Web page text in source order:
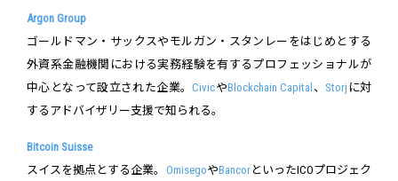
Argon Group
ゴールドマン・サックスやモルガン・スタンレーをはじめとする
外資系金融機関における実務経験を有するプロフェッショナルが
中心となって設立された企業。CivicやBlockchain Capital 、 Storj に対
するアドバイザリー支援で知られる。
Bitcoin Suisse
スイスを拠点とする企業。 OmisegoやBancorといったICOプロジェク